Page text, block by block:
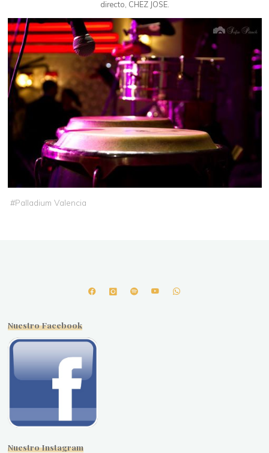
directo, CHEZ JOSE.
#Palladium Valencia
Nuestro Facebook
Nuestro Instagram